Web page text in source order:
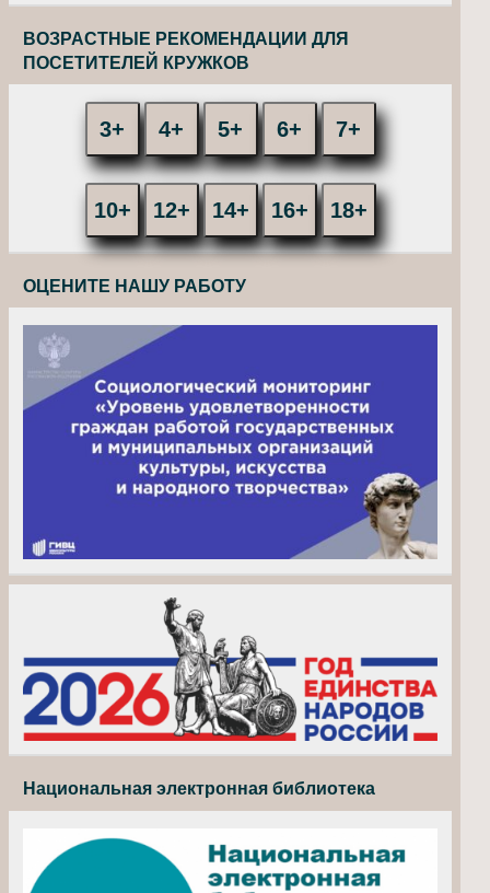
ВОЗРАСТНЫЕ РЕКОМЕНДАЦИИ ДЛЯ
ПОСЕТИТЕЛЕЙ КРУЖКОВ
3+ 4+ 5+ 6+ 7+
10+ 12+ 14+ 16+ 18+
ОЦЕНИТЕ НАШУ РАБОТУ
Национальная электронная библиотека